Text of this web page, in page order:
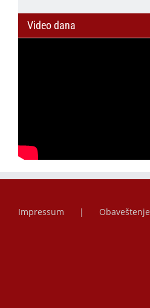
Video dana
Impressum Obaveštenje